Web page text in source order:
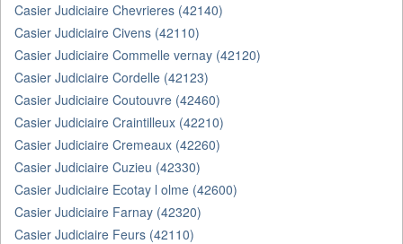
Casier Judiciaire Chevrieres (42140)
Casier Judiciaire Civens (42110)
Casier Judiciaire Commelle vernay (42120)
Casier Judiciaire Cordelle (42123)
Casier Judiciaire Coutouvre (42460)
Casier Judiciaire Craintilleux (42210)
Casier Judiciaire Cremeaux (42260)
Casier Judiciaire Cuzieu (42330)
Casier Judiciaire Ecotay l olme (42600)
Casier Judiciaire Farnay (42320)
Casier Judiciaire Feurs (42110)